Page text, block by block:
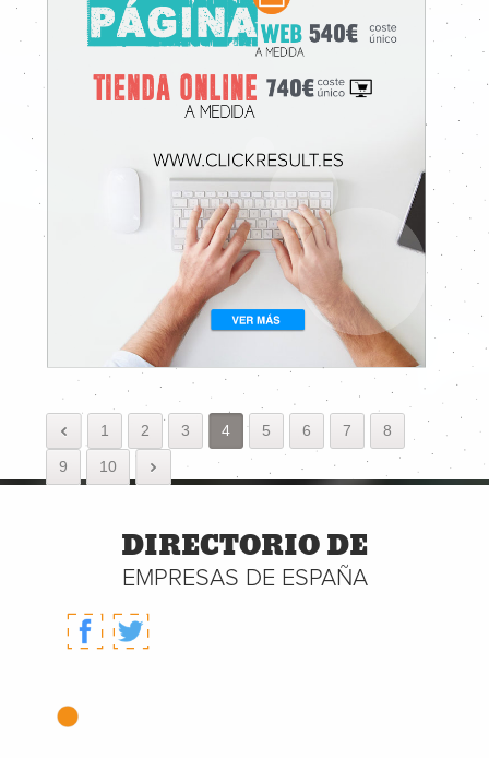
1 2 3 4 5 6 7 8
9 10
DIRECTORIO DE
EMPRESAS DE ESPAÑA